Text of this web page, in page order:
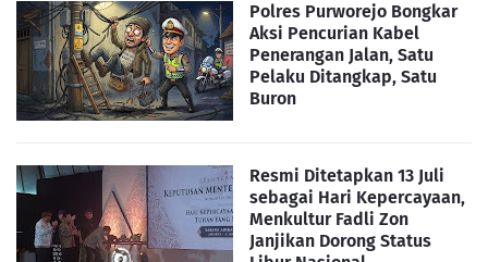
Polres Purworejo Bongkar
Aksi Pencurian Kabel
Penerangan Jalan, Satu
Pelaku Ditangkap, Satu
Buron
Resmi Ditetapkan 13 Juli
sebagai Hari Kepercayaan,
Menkultur Fadli Zon
Janjikan Dorong Status